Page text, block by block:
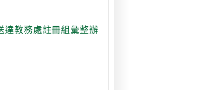
達教務處註冊組彙整辦